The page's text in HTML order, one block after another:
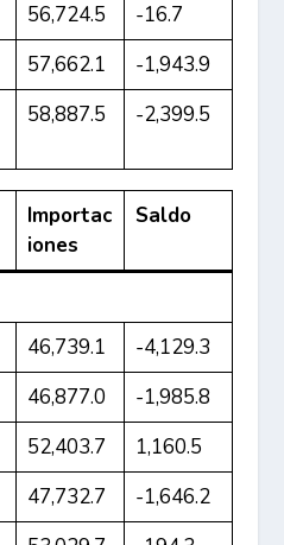
56,724.5
-16.7
57,662.1
-1,943.9
58,887.5 -2,399.5
Importac
iones
Saldo
46,739.1
-4,129.3
46,877.0
-1,985.8
52,403.7
1,160.5
47,732.7
-1,646.2